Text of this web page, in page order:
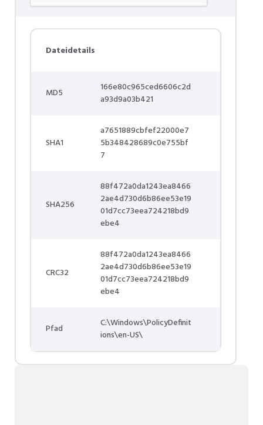
Dateidetails
MD5
166e80c965ced6606c2d
a93d9a03b421
SHA1
a7651889cbfef22000e7
5b348428689c0e755bf
7
SHA256
88f472a0da1243ea8466
2ae4d730d6b86ee53e19
01d7cc73eea724218bd9
ebe4
CRC32
88f472a0da1243ea8466
2ae4d730d6b86ee53e19
01d7cc73eea724218bd9
ebe4
Pfad
C:\Windows\PolicyDefinit
ions\en-US\